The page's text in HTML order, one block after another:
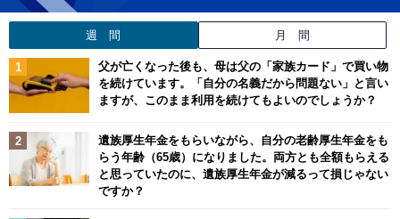
週 間 月 間
父が亡くなった後も、母は父の「家族カード」で買い物
を続けています。「自分の名義だから問題ない」と言い
ますが、このまま利用を続けてもよいのでしょうか？
遺族厚生年金をもらいながら、自分の老齢厚生年金をも
らう年齢（65歳）になりました。両方とも全額もらえる
と思っていたのに、遺族厚生年金が減るって損じゃない
ですか？